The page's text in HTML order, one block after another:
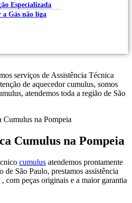
Especializada
a Gás não liga
serviços de Assistência Técnica
de aquecedor cumulus, somos
atendemos toda a região de São
Cumulus na Pompeia
cumulus atendemos prontamente
de São Paulo, prestamos assistência
com peças originais e a maior garantia